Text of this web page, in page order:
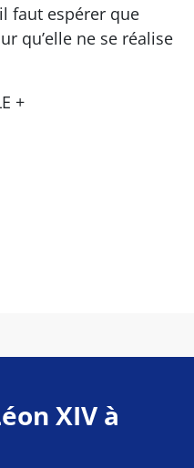
faut espérer que
qu’elle ne se réalise
+
XIV à